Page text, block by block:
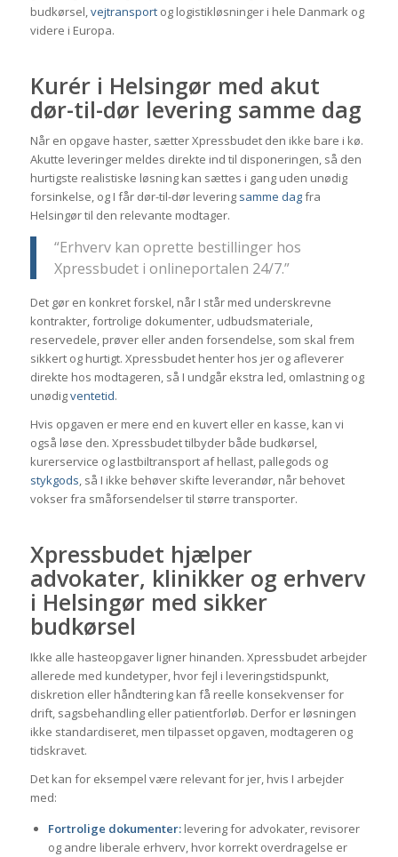
budkørsel,vejtransportog logistikløsninger i hele Danmark og
videre i Europa.
Kurér i Helsingør med akut
dør-til-dør levering samme dag
Når en opgave haster, sætter Xpressbudet den ikke bare i kø.
Akutte leveringer meldes direkte ind til disponeringen, så den
hurtigste realistiske løsning kan sættes i gang uden unødig
forsinkelse, og I får dør-til-dør levering samme dagfra
Helsingør til den relevante modtager.
“Erhverv kan oprette bestillinger hos
Xpressbudet i onlineportalen 24/7.”
Det gør en konkret forskel, når I står med underskrevne
kontrakter, fortrolige dokumenter, udbudsmateriale,
reservedele, prøver eller anden forsendelse, som skal frem
sikkert og hurtigt. Xpressbudet henter hos jer og afleverer
direkte hos modtageren, så I undgår ekstra led, omlastning og
unødigventetid.
Hvis opgaven er mere end en kuvert eller en kasse, kan vi
også løse den. Xpressbudet tilbyder både budkørsel,
kurerservice og lastbiltransport af hellast, pallegods og
stykgods, så I ikke behøver skifte leverandør, når behovet
vokser fra småforsendelser til større transporter.
Xpressbudet hjælper
advokater, klinikker og erhverv
i Helsingør med sikker
budkørsel
Ikke alle hasteopgaver ligner hinanden. Xpressbudet arbejder
allerede med kundetyper, hvor fejl i leveringstidspunkt,
diskretion eller håndtering kan få reelle konsekvenser for
drift, sagsbehandling eller patientforløb. Derfor er løsningen
ikke standardiseret, men tilpasset opgaven, modtageren og
tidskravet.
Det kan for eksempel være relevant for jer, hvis I arbejder
med:
Fortrolige dokumenter:levering for advokater, revisorer
og andre liberale erhverv, hvor korrekt overdragelse er